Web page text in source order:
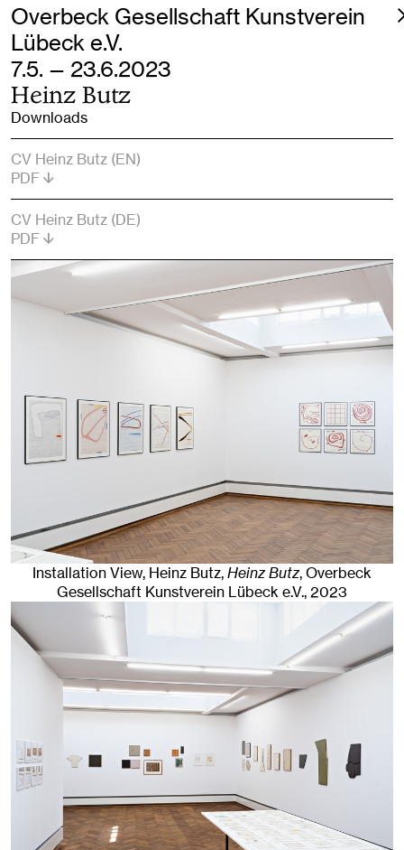
Overbeck Gesellschaft Kunstverein
Lübeck e.V.
7.5. — 23.6.2023
Heinz Butz
Downloads
CV Heinz Butz (EN)
PDF
CV Heinz Butz (DE)
PDF
Installation View, Heinz Butz,Heinz Butz, Overbeck
Gesellschaft Kunstverein Lübeck e.V., 2023